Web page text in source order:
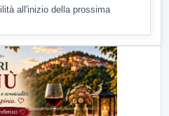
all'inizio della prossima